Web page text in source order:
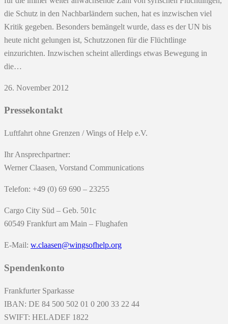
die Schutz in den Nachbarländern suchen, hat es inzwischen viel
Kritik gegeben. Besonders bemängelt wurde, dass es der UN bis
heute nicht gelungen ist, Schutzzonen für die Flüchtlinge
einzurichten. Inzwischen scheint allerdings etwas Bewegung in
die…
26. November 2012
Pressekontakt
Luftfahrt ohne Grenzen / Wings of Help e.V.
Ihr Ansprechpartner:
Werner Claasen, Vorstand Communications
Telefon: +49 (0) 69 690 – 23255
Cargo City Süd – Geb. 501c
60549 Frankfurt am Main – Flughafen
E-Mail: w.claasen@wingsofhelp.org
Spendenkonto
Frankfurter Sparkasse
IBAN: DE 84 500 502 01 0 200 33 22 44
SWIFT: HELADEF 1822